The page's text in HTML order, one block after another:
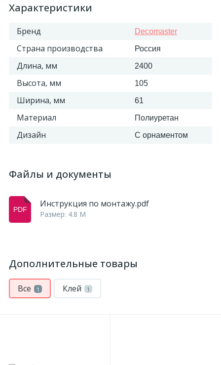
Характеристики
Бренд Decomaster
Страна производства Россия
Длина, мм 2400
Высота, мм 105
Ширина, мм 61
Материал Полиуретан
Дизайн С орнаментом
Файлы и документы
Инструкция по монтажу.pdf
Размер: 4.8 M
Дополнительные товары
Все 1 Клей 1